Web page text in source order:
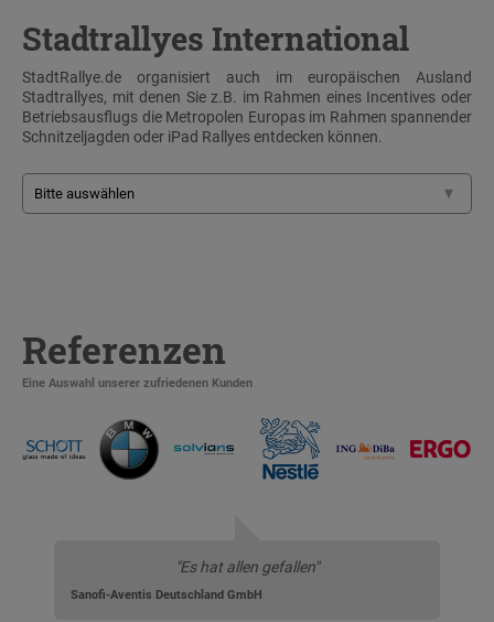
Stadtrallyes International
StadtRallye.de organisiert auch im europäischen Ausland
Stadtrallyes, mit denen Sie z.B. im Rahmen eines Incentives oder
Betriebsausflugs die Metropolen Europas im Rahmen spannender
Schnitzeljagden oder iPad Rallyes entdecken können.
Referenzen
Eine Auswahl unserer zufriedenen Kunden
"Es hat allen gefallen"
Sanofi-Aventis Deutschland GmbH